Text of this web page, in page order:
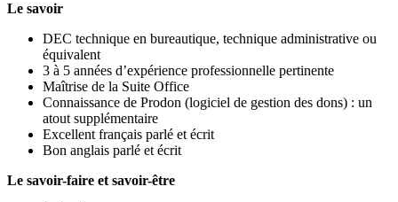
Le savoir
DEC technique en bureautique, technique administrative ou
équivalent
3 à 5 années d’expérience professionnelle pertinente
Maîtrise de la Suite Office
Connaissance de Prodon (logiciel de gestion des dons) : un
atout supplémentaire
Excellent français parlé et écrit
Bon anglais parlé et écrit
Le savoir-faire et savoir-être